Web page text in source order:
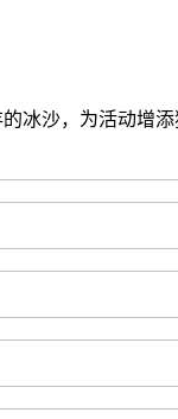
冰沙，为活动增